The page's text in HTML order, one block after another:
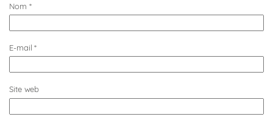
Nom *
E-mail*
Site web